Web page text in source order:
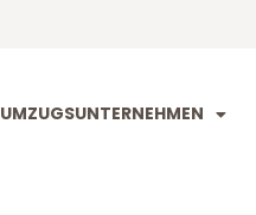
UMZUGSUNTERNEHMEN